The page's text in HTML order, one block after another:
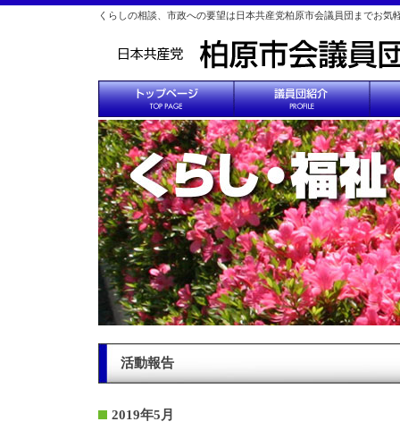
くらしの相談、市政への要望は日本共産党柏原市会議員団までお気
活動報告
2019年5月